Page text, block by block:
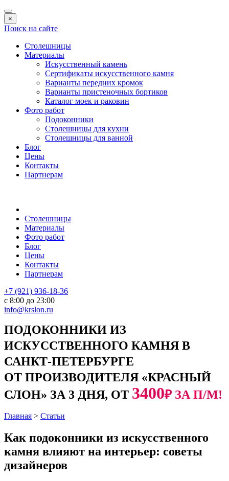
×
Поиск на сайте
Столешницы
Материалы
Искусственный камень
Сертификаты искусственного камня
Варианты передних кромок
Варианты пристеночных бортиков
Каталог моек и раковин
Фото работ
Подоконники
Столешницы для кухни
Столешницы для ванной
Блог
Цены
Контакты
Партнерам
Столешницы
Материалы
Фото работ
Блог
Цены
Контакты
Партнерам
+7 (921) 936-18-36
с 8:00 до 23:00
info@krslon.ru
ПОДОКОННИКИ ИЗ
ИСКУССТВЕННОГО КАМНЯ В
САНКТ-ПЕТЕРБУРГЕ
ОТ ПРОИЗВОДИТЕЛЯ «КРАСНЫЙ
СЛОН» ЗА 3 ДНЯ, ОТ 3400₽ ЗА П/М!
Главная > Статьи
Как подоконники из искусственного
камня влияют на интерьер: советы
дизайнеров